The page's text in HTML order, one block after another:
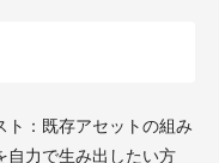
ト：既存アセットの組み
自力で生み出したい方